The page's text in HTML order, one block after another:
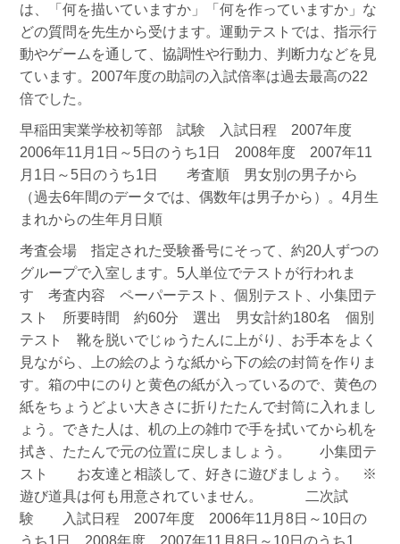
は、「何を描いていますか」「何を作っていますか」な
どの質問を先生から受けます。運動テストでは、指示行
動やゲームを通して、協調性や行動力、判断力などを見
ています。2007年度の助詞の入試倍率は過去最高の22
倍でした。
早稲田実業学校初等部 試験 入試日程 2007年度
2006年11月1日～5日のうち1日 2008年度 2007年11
月1日～5日のうち1日 考査順 男女別の男子から
（過去6年間のデータでは、偶数年は男子から）。4月生
まれからの生年月日順
考査会場 指定された受験番号にそって、約20人ずつの
グループで入室します。5人単位でテストが行われま
す 考査内容 ペーパーテスト、個別テスト、小集団テ
スト 所要時間 約60分 選出 男女計約180名 個別
テスト 靴を脱いでじゅうたんに上がり、お手本をよく
見ながら、上の絵のような紙から下の絵の封筒を作りま
す。箱の中にのりと黄色の紙が入っているので、黄色の
紙をちょうどよい大きさに折りたたんで封筒に入れまし
ょう。できた人は、机の上の雑巾で手を拭いてから机を
拭き、たたんで元の位置に戻しましょう。 小集団テ
スト お友達と相談して、好きに遊びましょう。 ※
遊び道具は何も用意されていません。 二次試
験 入試日程 2007年度 2006年11月8日～10日の
うち1日 2008年度 2007年11月8日～10日のうち1